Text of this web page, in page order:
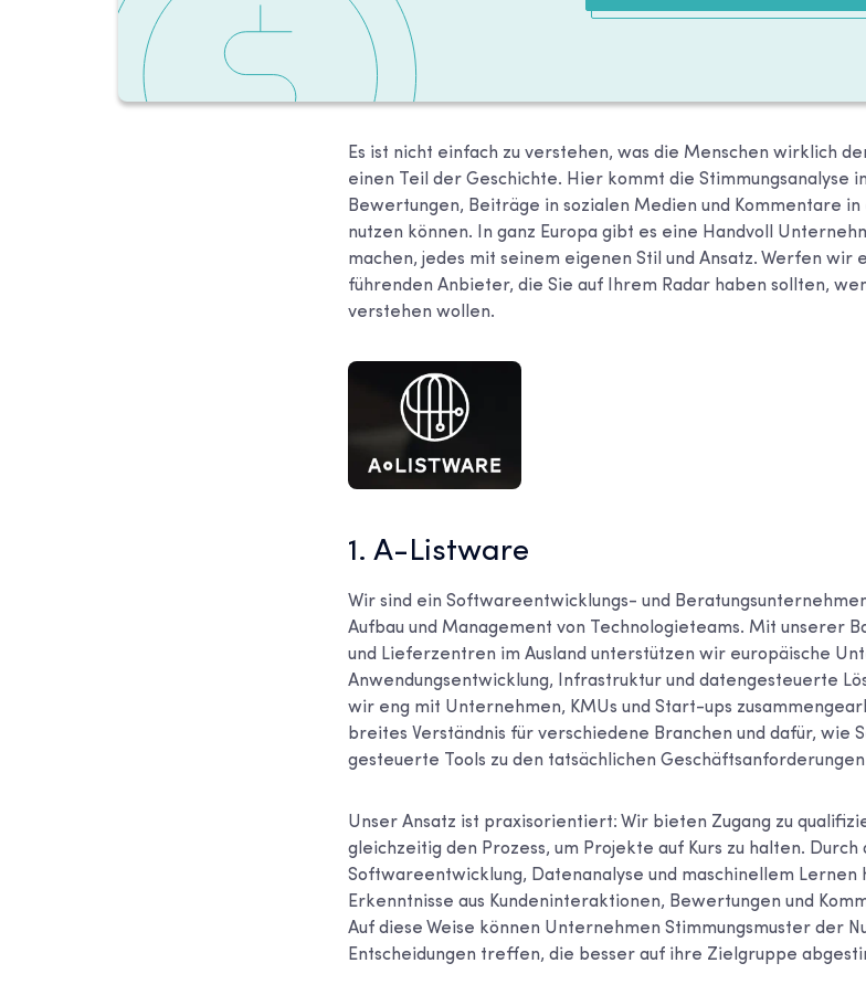
Es ist nicht einfach zu verstehen, was die Menschen wirklich
einen Teil der Geschichte. Hier kommt die Stimmungsanalyse
Bewertungen, Beiträge in sozialen Medien und Kommentare
nutzen können. In ganz Europa gibt es eine Handvoll
machen, jedes mit seinem eigenen Stil und Ansatz. Werfen wir
führenden Anbieter, die Sie auf Ihrem Radar haben sollten,
verstehen wollen.
1. A-Listware
Wir sind ein Softwareentwicklungs- und
Aufbau und Management von Technologieteams. Mit unserer
und Lieferzentren im Ausland unterstützen wir europäische
Anwendungsentwicklung, Infrastruktur und datengesteuerte
wir eng mit Unternehmen, KMUs und Start-ups
breites Verständnis für verschiedene Branchen und dafür, wie
gesteuerte Tools zu den tatsächlichen Geschäftsanforderungen
Unser Ansatz ist praxisorientiert: Wir bieten Zugang zu
gleichzeitig den Prozess, um Projekte auf Kurs zu halten. Durch
Softwareentwicklung, Datenanalyse und maschinellem Lernen
Erkenntnisse aus Kundeninteraktionen, Bewertungen und
Auf diese Weise können Unternehmen Stimmungsmuster der
Entscheidungen treffen, die besser auf ihre Zielgruppe